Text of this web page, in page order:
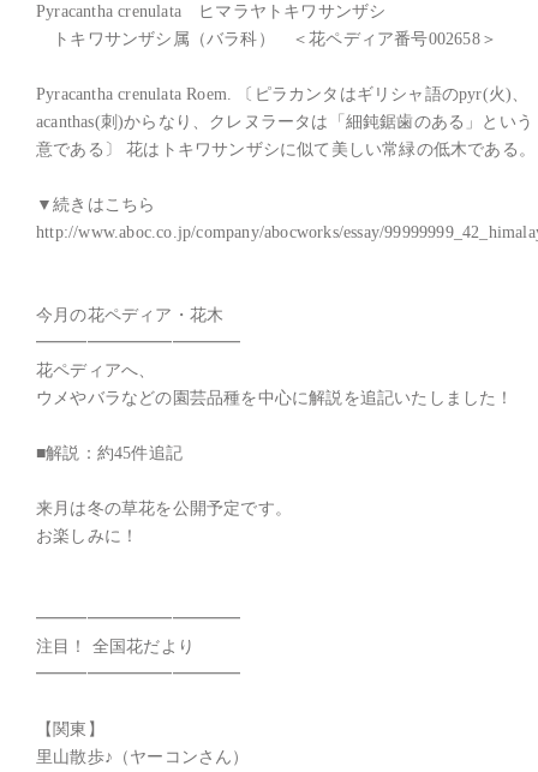
Pyracantha crenulata　ヒマラヤトキワサンザシ
トキワサンザシ属（バラ科）　＜花ペディア番号002658＞
Pyracantha crenulata Roem. 〔ピラカンタはギリシャ語のpyr(火)、
acanthas(刺)からなり、クレヌラータは「細鈍鋸歯のある」という
意である〕 花はトキワサンザシに似て美しい常緑の低木である。
▼続きはこちら
http://www.aboc.co.jp/company/abocworks/essay/
今月の花ペディア・花木
━━━━━━━━━━━━
花ペディアへ、
ウメやバラなどの園芸品種を中心に解説を追記いたしました！
■解説：約45件追記
来月は冬の草花を公開予定です。
お楽しみに！
━━━━━━━━━━━━
注目！ 全国花だより
━━━━━━━━━━━━
【関東】
里山散歩♪（ヤーコンさん）